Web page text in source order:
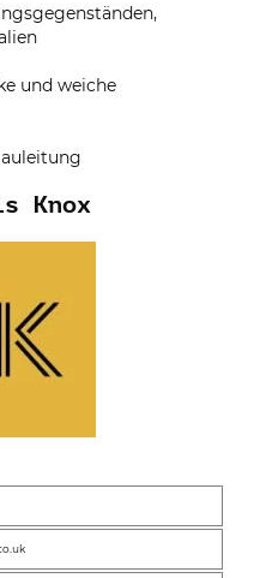
und weiche
Knox